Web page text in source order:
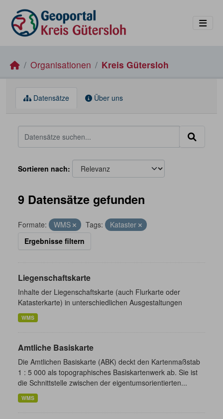
Organisationen Kreis Gütersloh
Datensätze Über uns
Sortieren nach
9 Datensätze gefunden
Formate: WMS Tags:
Kataster
Ergebnisse filtern
Liegenschaftskarte
Inhalte der Liegenschaftskarte (auch Flurkarte oder
Katasterkarte) in unterschiedlichen Ausgestaltungen
WMS
Amtliche Basiskarte
Die Amtlichen Basiskarte (ABK) deckt den Kartenmaßstab
1 : 5 000 als topographisches Basiskartenwerk ab. Sie ist
die Schnittstelle zwischen der eigentumsorientierten...
WMS